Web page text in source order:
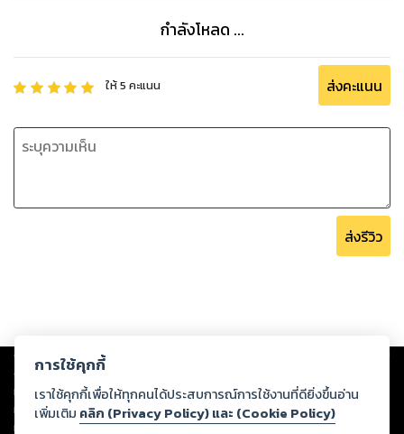
กำลังโหลด ...
ให้5 คะแนน ส่งคะแนน
ส่งรีวิว
Copyright © 2026
ต่อผลงานหรือเนื้อหาใดที่อัปโหลดผ่านเว็บไซต์และปรากฏว่าละเมิดสิทธิใน
ทรัพย์สินทางปัญญาของบุคคลอื่นหรือขัดต่อกฎหมายและศีลธรรม ดังนั้น ผู้อ่าน
ทุกท่านโปรดใช้วิจารณญาณในการกลั่นกรองด้วยตนเอง และหากท่านพบว่าส่วน
หนึ่งส่วนใดขัดต่อกฎหมายและศีลธรรม กรุณาแจ้งมายังบริษัท เพื่อทีมงานจะได้
การใช้คุกกี้
เราใช้คุกกี้เพื่อให้ทุกคนได้ประสบการณ์การใช้งานที่ดียิ่งขึ้นอ่าน
เพิ่มเติม คลิก (Privacy Policy) และ (Cookie Policy)